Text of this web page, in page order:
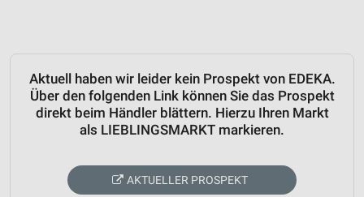
Aktuell haben wir leider kein Prospekt von EDEKA.
Über den folgenden Link können Sie das Prospekt
direkt beim Händler blättern. Hierzu Ihren Markt
als LIEBLINGSMARKT markieren.
AKTUELLER PROSPEKT